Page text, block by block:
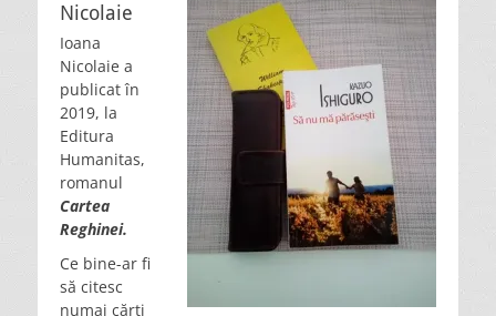
Nicolaie
Ioana
Nicolaie a
publicat în
2019, la
Editura
Humanitas,
romanul
Cartea
Reghinei.
Ce bine-ar fi
să citesc
numai cărți